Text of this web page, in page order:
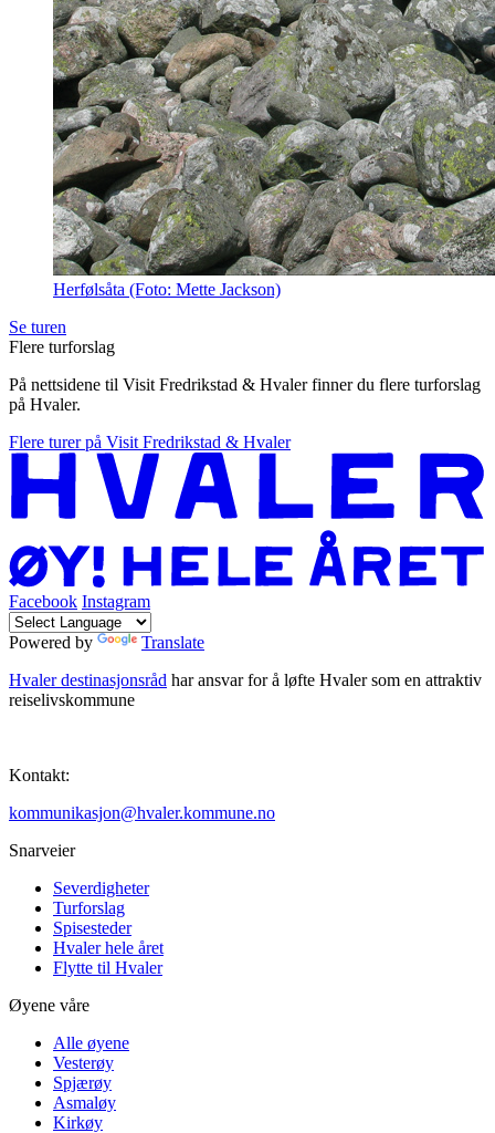
Herfølsåta (Foto: Mette Jackson)
Se turen
Flere turforslag
På nettsidene til Visit Fredrikstad & Hvaler finner du flere turforslag
på Hvaler.
Flere turer på Visit Fredrikstad & Hvaler
Facebook Instagram
Powered by
Translate
Hvaler destinasjonsråd har ansvar for å løfte Hvaler som en attraktiv
reiselivskommune
Kontakt:
kommunikasjon@hvaler.kommune.no
Snarveier
Severdigheter
Turforslag
Spisesteder
Hvaler hele året
Flytte til Hvaler
Øyene våre
Alle øyene
Vesterøy
Spjærøy
Asmaløy
Kirkøy